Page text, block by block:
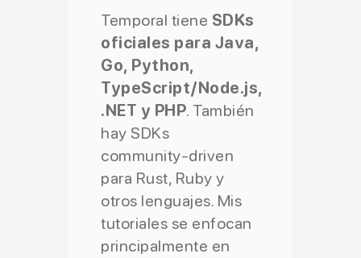
Temporal tiene SDKs
oficiales para Java,
Go, Python,
TypeScript/Node.js,
.NET y PHP. También
hay SDKs
community-driven
para Rust, Ruby y
otros lenguajes. Mis
tutoriales se enfocan
principalmente en